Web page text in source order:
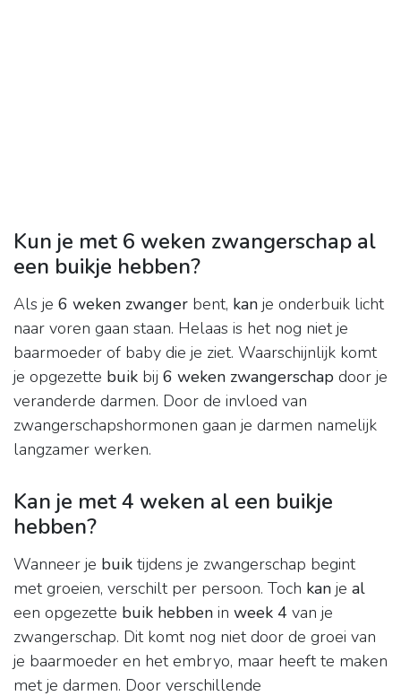
Kun je met 6 weken zwangerschap al
een buikje hebben?
Als je 6 weken zwanger bent, kan je onderbuik licht
naar voren gaan staan. Helaas is het nog niet je
baarmoeder of baby die je ziet. Waarschijnlijk komt
je opgezette buik bij 6 weken zwangerschap door je
veranderde darmen. Door de invloed van
zwangerschapshormonen gaan je darmen namelijk
langzamer werken.
Kan je met 4 weken al een buikje
hebben?
Wanneer je buik tijdens je zwangerschap begint
met groeien, verschilt per persoon. Toch kan je al
een opgezette buik hebben in week 4 van je
zwangerschap. Dit komt nog niet door de groei van
je baarmoeder en het embryo, maar heeft te maken
met je darmen. Door verschillende